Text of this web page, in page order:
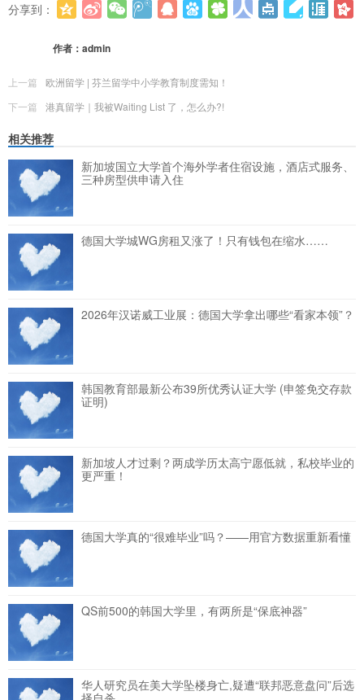
分享到：
作者： admin
上一篇
欧洲留学 | 芬兰留学中小学教育制度需知！
下一篇
港真留学｜我被Waiting List 了，怎么办?!
相关推荐
新加坡国立大学首个海外学者住宿设施，酒店式服务、
三种房型供申请入住
德国大学城WG房租又涨了！只有钱包在缩水……
2026年汉诺威工业展：德国大学拿出哪些“看家本领”？
韩国教育部最新公布39所优秀认证大学 (申签免交存款
证明)
新加坡人才过剩？两成学历太高宁愿低就，私校毕业的
更严重！
德国大学真的“很难毕业”吗？——用官方数据重新看懂
QS前500的韩国大学里，有两所是“保底神器”
华人研究员在美大学坠楼身亡,疑遭“联邦恶意盘问”后选